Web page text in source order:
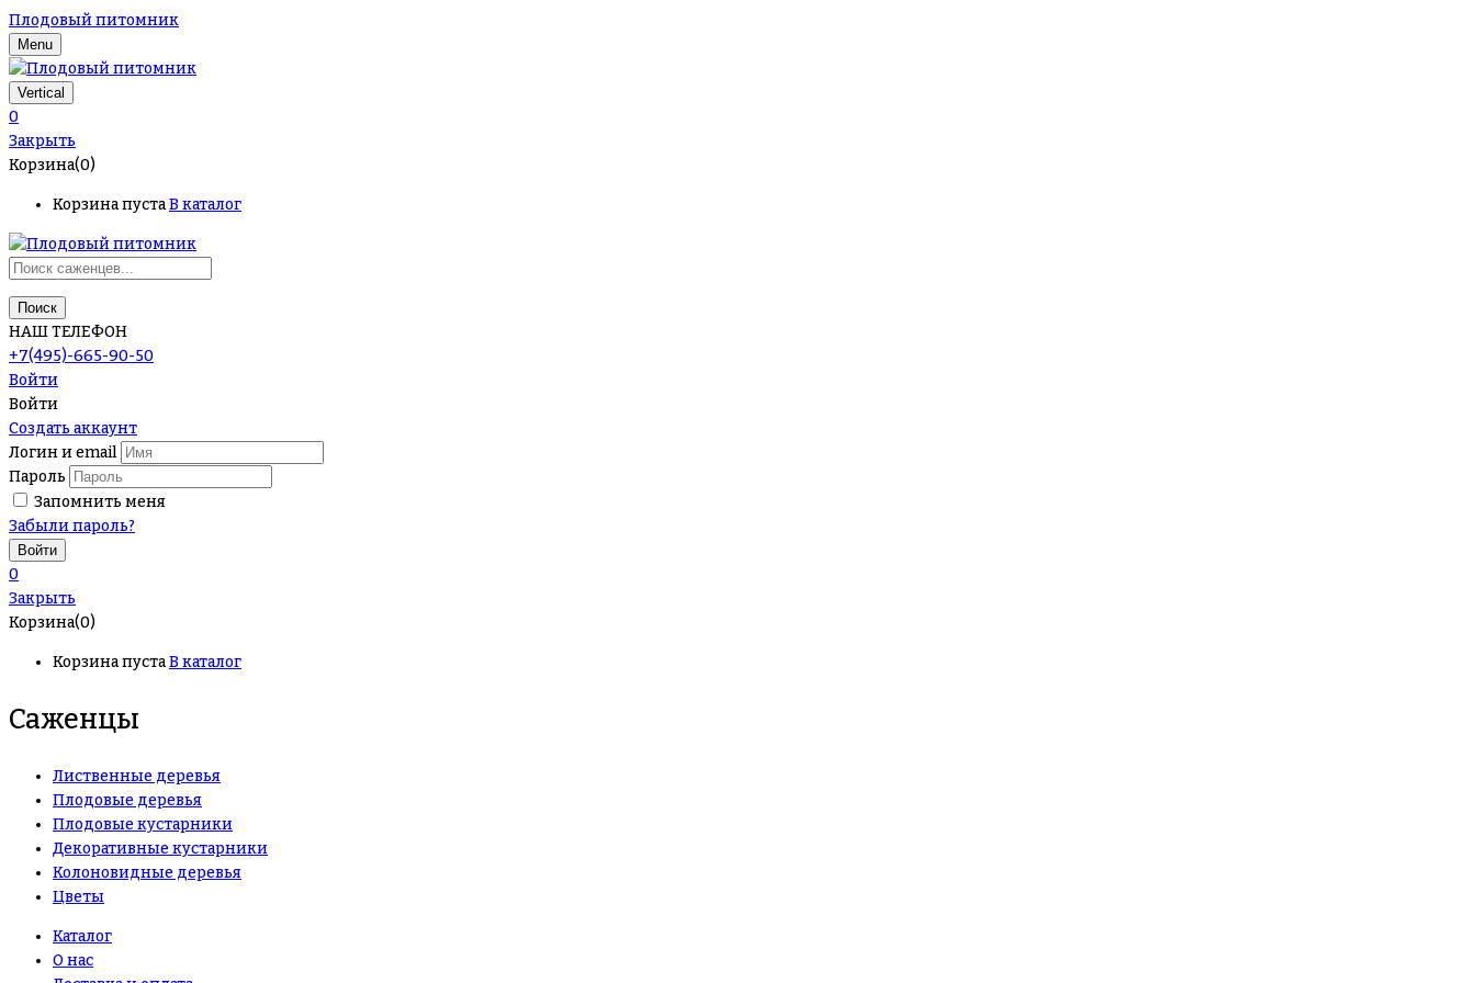
Плодовый питомник
Menu
Vertical
0
Закрыть
Корзина(0)
Корзина пустаВ каталог
Поиск
НАШ ТЕЛЕФОН
+7(495)-665-90-50
Войти
Войти
Создать аккаунт
Логин и email
Пароль
Запомнить меня
Забыли пароль?
0
Закрыть
Корзина(0)
Корзина пустаВ каталог
Саженцы
Лиственные деревья
Плодовые деревья
Плодовые кустарники
Декоративные кустарники
Колоновидные деревья
Цветы
Каталог
О нас